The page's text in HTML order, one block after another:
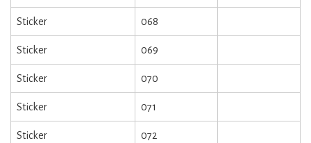
Sticker 068
Sticker 069
Sticker 070
Sticker 071
Sticker 072